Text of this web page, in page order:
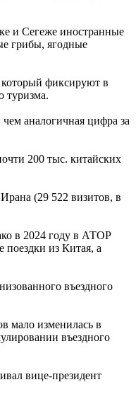
и Сегеже иностранные
грибы, ягодные
который фиксируют в
туризма.
аналогичная цифра за
200 тыс. китайских
(29 522 визитов, в
в 2024 году в АТОР
поездки из Китая, а
въездного
мало изменилась в
въездного
вице-президент